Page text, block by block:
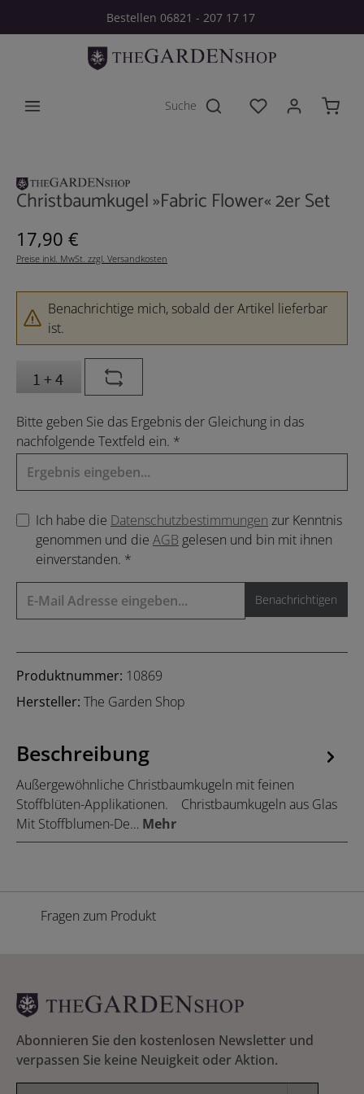
Zum Hauptinhalt springenBestellen 06821 - 207 17 17
Du hast 0
Christbaumkugel »Fabric Flower« 2er Set
Regulärer Preis:
17,90 €
Preise inkl. MwSt. zzgl. Versandkosten
Benachrichtige mich, sobald der Artikel lieferbar
ist.
Bitte geben Sie das Ergebnis der Gleichung in das
nachfolgende Textfeld ein. *
Ich habe die Datenschutzbestimmungen zur Kenntnis
genommen und die AGB gelesen und bin mit ihnen
einverstanden. *
Benachrichtigen
Produktnummer: 10869
Hersteller: The Garden Shop
Beschreibung
Außergewöhnliche Christbaumkugeln mit feinen
Stoffblüten-Applikationen. Christbaumkugeln aus Glas
Mit Stoffblumen-De… Mehr
Fragen zum Produkt
Abonnieren Sie den kostenlosen Newsletter und
verpassen Sie keine Neuigkeit oder Aktion.